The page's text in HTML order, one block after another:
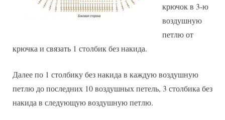
крючок в 3-ю
воздушную
петлю от
крючка и связать 1 столбик без накида.
Далее по 1 столбику без накида в каждую воздушную
петлю до последних 10 воздушных петель, 3 столбика без
накида в следующую воздушную петлю.